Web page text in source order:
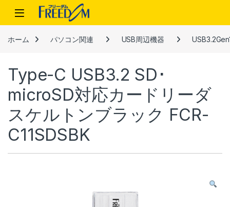
Skip to navigation
Skip to content
ホーム パソコン関連 USB周辺機器
Type-C USB3.2 SD･
microSD対応カードリーダ
スケルトンブラック FCR-
C11SDSBK